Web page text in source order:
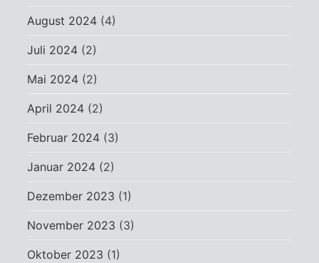
August 2024 (4)
Juli 2024 (2)
Mai 2024 (2)
April 2024 (2)
Februar 2024 (3)
Januar 2024 (2)
Dezember 2023 (1)
November 2023 (3)
Oktober 2023 (1)